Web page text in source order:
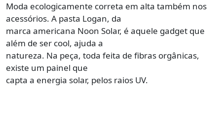
Moda ecologicamente correta em alta também nos
acessórios. A pasta Logan, da
marca americana Noon Solar, é aquele gadget que
além de ser cool, ajuda a
natureza. Na peça, toda feita de fibras orgânicas,
existe um painel que
capta a energia solar, pelos raios UV.